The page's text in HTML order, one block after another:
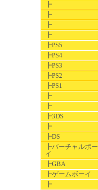
┣
┣
┣
┣
┣PS5
┣PS4
┣PS3
┣PS2
┣PS1
┣
┣
┣3DS
┣
┣DS
┣バーチャルボー
イ
┣GBA
┣ゲームボーイ
┣